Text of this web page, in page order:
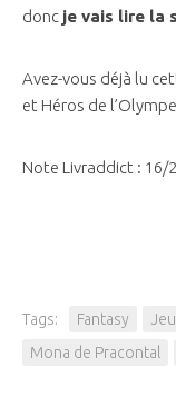
donc je vais lire la
Avez-vous déjà lu
et Héros de
Note Livraddict : 16/
Tags: Fantasy
Mona de Pracontal